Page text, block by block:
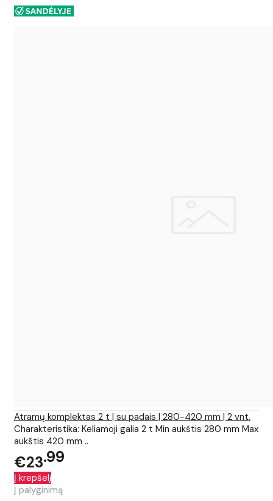
Atramų komplektas 2 t | su padais | 280-420 mm | 2 vnt.
Charakteristika: Keliamoji galia 2 t Min aukštis 280 mm Max
aukštis 420 mm ..
€23 99
Į krepšelį
Į palyginimą